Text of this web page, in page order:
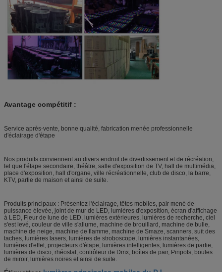
Avantage compétitif :
Service après-vente, bonne qualité, fabrication menée professionnelle
d'éclairage d'étape
Nos produits conviennent au divers endroit de divertissement et de récréation,
tel que l'étape secondaire, théâtre, salle d'exposition de TV, hall de multimédia,
place d'exposition, hall d'organe, ville récréationnelle, club de disco, la barre,
KTV, partie de maison et ainsi de suite.
Produits principaux : Présentez l'éclairage, têtes mobiles, pair mené de
puissance élevée, joint de mur de LED, lumières d'exposition, écran d'affichage
à LED, Fleur de lune de LED, lumières extérieures, lumières de recherche, ciel
s'est levé, couleur de ville s'allume, machine de brouillard, machine de bulle,
machine de neige, machine de flamme, machine de Smaze, scanners, suit des
taches, lumières lasers, lumières de stroboscope, lumières instantanées,
lumières d'effet, projecteurs d'étape, lumières intelligentes, lumières de partie,
lumières de disco, rhéostat, contrôleur de Dmx, boîtes de pair, Pinpots, boules
de miroir, lumières noires et ainsi de suite.